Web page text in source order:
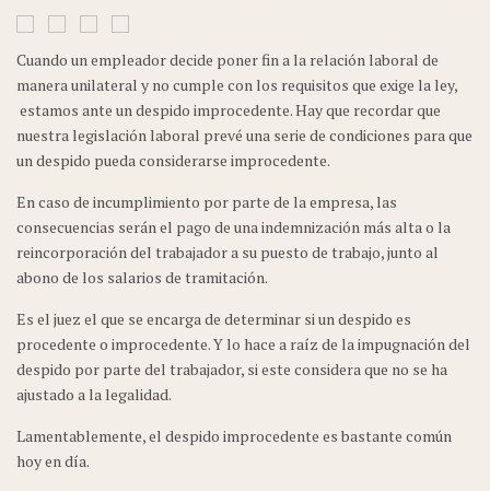
Cuando un empleador decide poner fin a la relación laboral de
manera unilateral y no cumple con los requisitos que exige la ley,
estamos ante un despido improcedente. Hay que recordar que
nuestra legislación laboral prevé una serie de condiciones para que
un despido pueda considerarse improcedente.
En caso de incumplimiento por parte de la empresa, las
consecuencias serán el pago de una indemnización más alta o la
reincorporación del trabajador a su puesto de trabajo, junto al
abono de los salarios de tramitación.
Es el juez el que se encarga de determinar si un despido es
procedente o improcedente. Y lo hace a raíz de la impugnación del
despido por parte del trabajador, si este considera que no se ha
ajustado a la legalidad.
Lamentablemente, el despido improcedente es bastante común
hoy en día.